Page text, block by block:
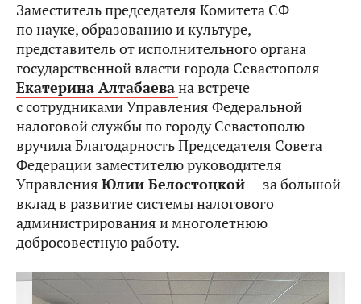
Заместитель председателя Комитета СФ
по науке, образованию и культуре,
представитель от исполнительного органа
государственной власти города Севастополя
Екатерина Алтабаевана встрече
с сотрудниками Управления Федеральной
налоговой службы по городу Севастополю
вручила Благодарность Председателя Совета
Федерации заместителю руководителя
Управления Юлии Белостоцкой— за большой
вклад в развитие системы налогового
администрирования и многолетнюю
добросовестную работу.